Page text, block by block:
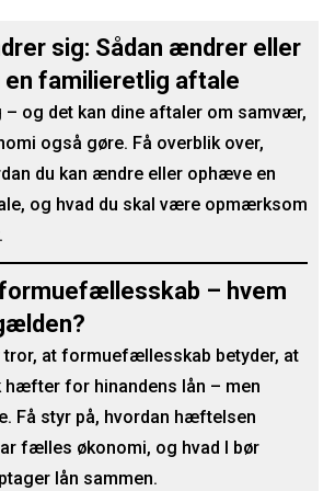
sig: Sådan ændrer eller
familieretlig aftale
og det kan dine aftaler om samvær,
også gøre. Få overblik over,
du kan ændre eller ophæve en
og hvad du skal være opmærksom
– hvem
at formuefællesskab betyder, at
hæfter for hinandens lån – men
Få styr på, hvordan hæftelsen
fælles økonomi, og hvad I bør
lån sammen.